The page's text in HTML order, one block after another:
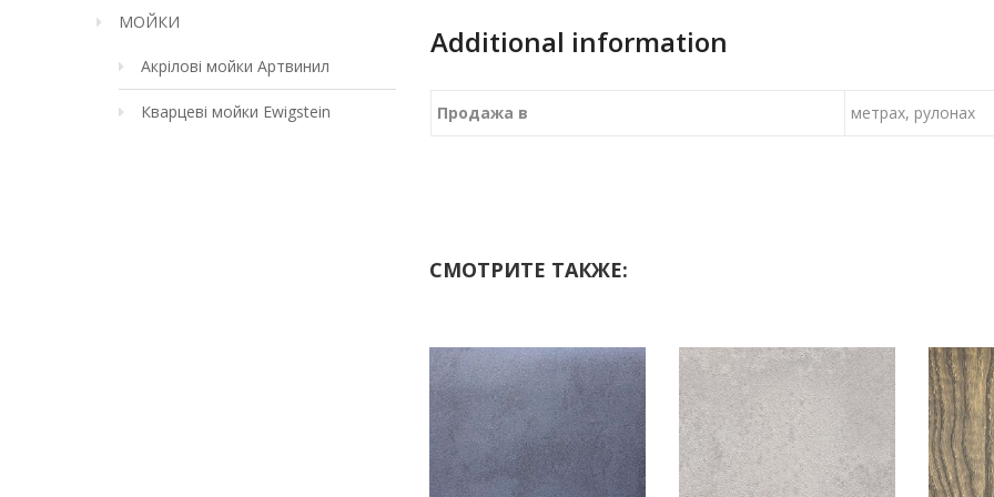
Additional information
Продажа в метрах, рулонах
СМОТРИТЕ ТАКЖЕ:
МОЙКИ
Акрілові мойки Артвинил
Кварцеві мойки Ewigstein